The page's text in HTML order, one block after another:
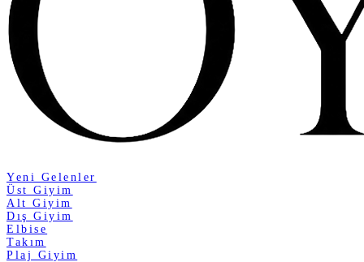
Yeni Gelenler
Üst Giyim
Alt Giyim
Dış Giyim
Elbise
Takım
Plaj Giyim